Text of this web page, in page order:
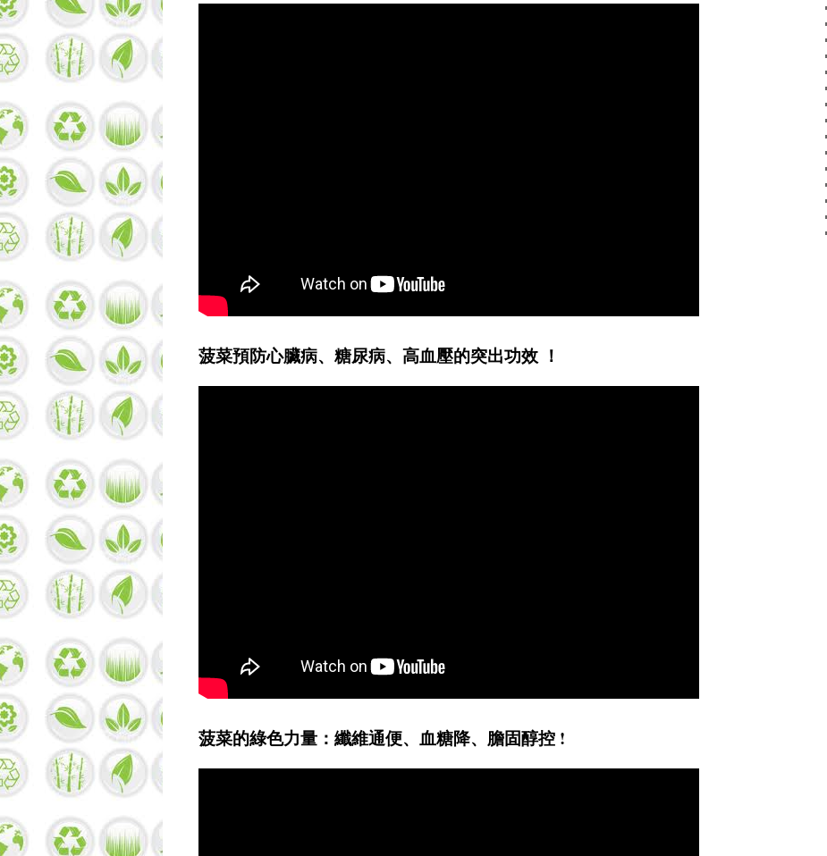
菠菜預防心臟病、糖尿病、高血壓的突出功效 ！
菠菜的綠色力量：纖維通便、血糖降、膽固醇控 !